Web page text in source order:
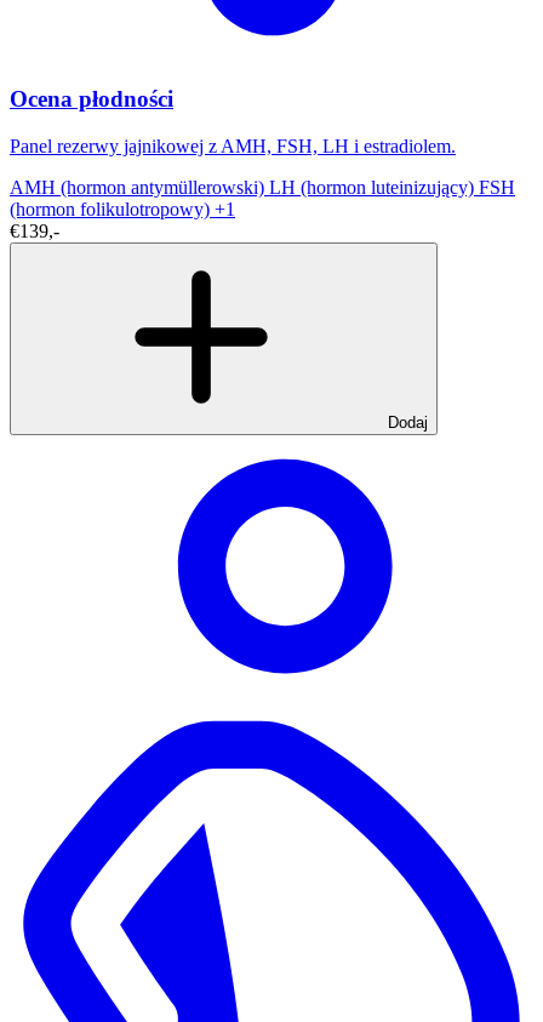
Ocena płodności
Panel rezerwy jajnikowej z AMH, FSH, LH i estradiolem.
AMH (hormon antymüllerowski) LH (hormon luteinizujący) FSH
(hormon folikulotropowy) +1
€139,-
Dodaj